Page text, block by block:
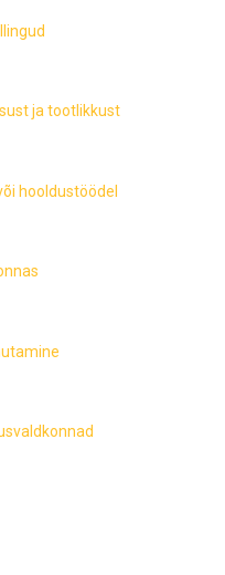
ja tootlikkust
hooldustöödel